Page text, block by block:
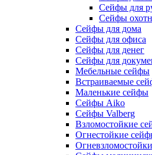
Сейфы для
Сейфы
Cейфы для дома
Cейфы для офиса
Сейфы для денег
Сейфы для
Мебельные сейфы
Встраиваемые
Маленькие сейфы
Сейфы Aiko
Сейфы Valberg
Взломостойкие
Огнестойкие